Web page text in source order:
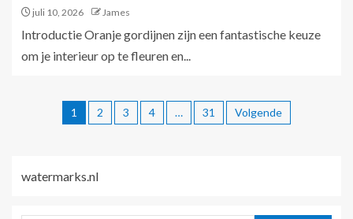
juli 10, 2026 James
Introductie Oranje gordijnen zijn een fantastische keuze
om je interieur op te fleuren en...
1 2 3 4 … 31 Volgende
watermarks.nl